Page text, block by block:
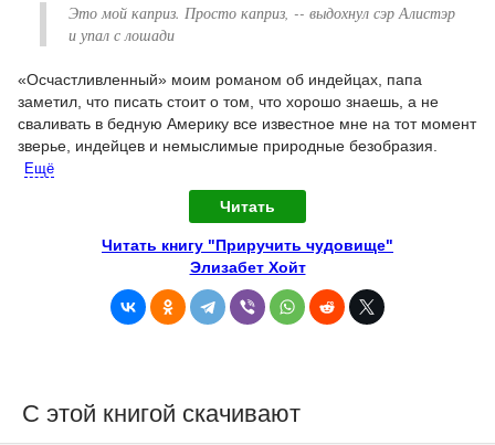
Это мой каприз. Просто каприз, -- выдохнул сэр Алистэр
и упал с лошади
«Осчастливленный» моим романом об индейцах, папа
заметил, что писать стоит о том, что хорошо знаешь, а не
сваливать в бедную Америку все известное мне на тот момент
зверье, индейцев и немыслимые природные безобразия.
Ещё
Читать
Читать книгу "Приручить чудовище"
Элизабет Хойт
С этой книгой скачивают